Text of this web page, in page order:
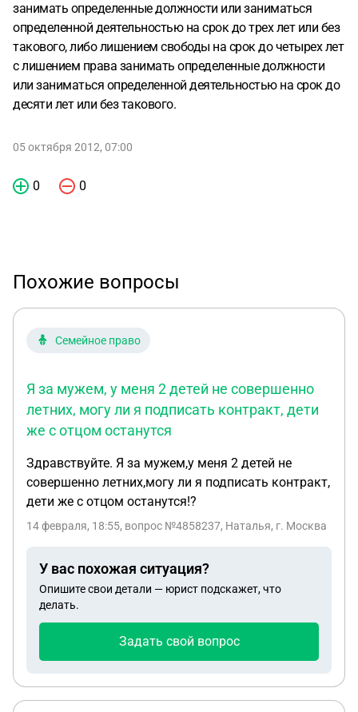
занимать определенные должности или заниматься
определенной деятельностью на срок до трех лет или без
такового, либо лишением свободы на срок до четырех лет
с лишением права занимать определенные должности
или заниматься определенной деятельностью на срок до
десяти лет или без такового.
05 октября 2012, 07:00
0 0
Похожие вопросы
Семейное право
Я за мужем, у меня 2 детей не совершенно
летних, могу ли я подписать контракт, дети
же с отцом останутся
Здравствуйте. Я за мужем,у меня 2 детей не
совершенно летних,могу ли я подписать контракт,
дети же с отцом останутся!?
14 февраля, 18:55, вопрос №4858237, Наталья, г. Москва
У вас похожая ситуация?
Опишите свои детали — юрист подскажет, что
делать.
Задать свой вопрос